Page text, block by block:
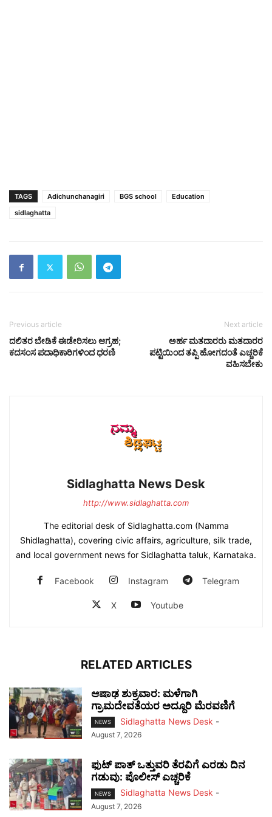
TAGS Adichunchanagiri BGS school
Education
sidlaghatta
Previous article
ದಲಿತರ ಬೇಡಿಕೆ ಈಡೇರಿಸಲು ಆಗ್ರಹ;
ಕದಸಂಸ ಪದಾಧಿಕಾರಿಗಳಿಂದ ಧರಣಿ
Next article
ಅರ್ಹ ಮತದಾರರು ಮತದಾರರ
ಪಟ್ಟಿಯಿಂದ ತಪ್ಪಿ ಹೋಗದಂತೆ ಎಚ್ಚರಿಕೆ
ವಹಿಸಬೇಕು
Sidlaghatta News Desk
http://www.sidlaghatta.com
The editorial desk of Sidlaghatta.com (Namma
Shidlaghatta), covering civic affairs, agriculture, silk trade,
and local government news for Sidlaghatta taluk, Karnataka.
Facebook Instagram Telegram
X Youtube
RELATED ARTICLES
ಆಷಾಢ ಶುಕ್ರವಾರ: ಮಳೆಗಾಗಿ
ಗ್ರಾಮದೇವತೆಯರ ಅದ್ದೂರಿ ಮೆರವಣಿಗೆ
NEWS Sidlaghatta News Desk -
August 7, 2026
ಫುಟ್‌ ಪಾತ್ ಒತ್ತುವರಿ ತೆರವಿಗೆ ಎರಡು ದಿನ
ಗಡುವು: ಪೊಲೀಸ್ ಎಚ್ಚರಿಕೆ
NEWS Sidlaghatta News Desk -
August 7, 2026